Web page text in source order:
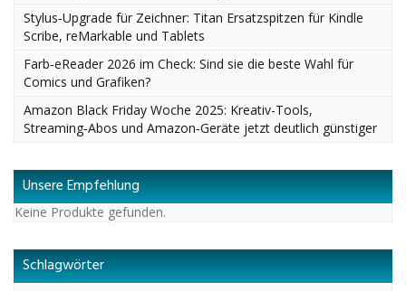
Stylus‑Upgrade für Zeichner: Titan Ersatzspitzen für Kindle
Scribe, reMarkable und Tablets
Farb‑eReader 2026 im Check: Sind sie die beste Wahl für
Comics und Grafiken?
Amazon Black Friday Woche 2025: Kreativ-Tools,
Streaming‑Abos und Amazon‑Geräte jetzt deutlich günstiger
Unsere Empfehlung
Keine Produkte gefunden.
Schlagwörter